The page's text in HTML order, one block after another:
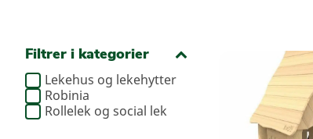
Filtrer i kategorier
Lekehus og lekehytter
Robinia
Rollelek og social lek